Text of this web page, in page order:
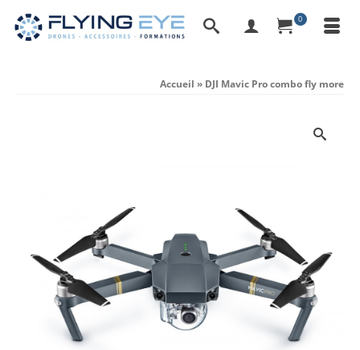
0
Accueil » DJI Mavic Pro combo fly more